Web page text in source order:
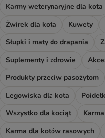
Karmy weterynaryjne dla kota
Żwirek dla kota
Kuwety
Słupki i maty do drapania
Suplementy i zdrowie
Produkty przeciw pasożytom
Legowiska dla kota
Wszystko dla kociąt
Karma dla kotów rasowych